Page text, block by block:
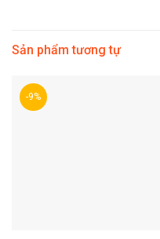
Sản phẩm tương tự
-9%